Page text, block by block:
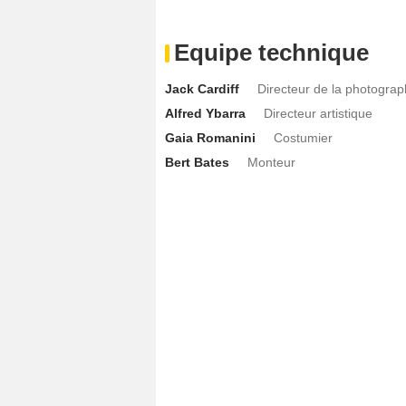
Equipe technique
Jack Cardiff
Directeur de la
Alfred Ybarra
Directeur artistique
Gaia Romanini
Costumier
Bert Bates
Monteur